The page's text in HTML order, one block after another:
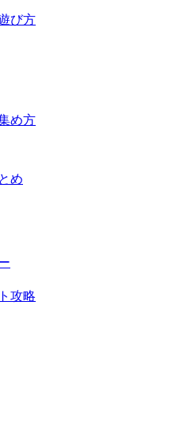
び方
め方
め
攻略